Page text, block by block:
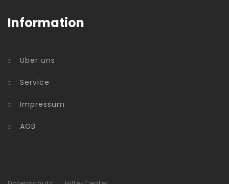
Information
Über uns
Service
Impressum
AGB